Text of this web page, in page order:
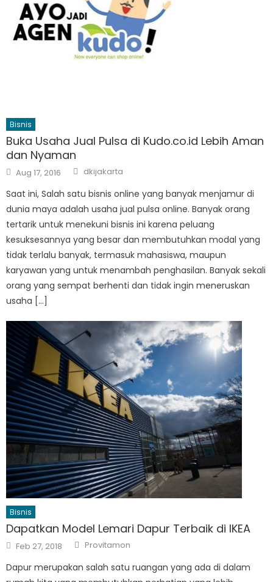
Bisnis
Buka Usaha Jual Pulsa di Kudo.co.id Lebih Aman
dan Nyaman
Posted
on
Aug 17, 2016 Author
dkijakarta
Saat ini, Salah satu bisnis online yang banyak menjamur di
dunia maya adalah usaha jual pulsa online. Banyak orang
tertarik untuk menekuni bisnis ini karena peluang
kesuksesannya yang besar dan membutuhkan modal yang
tidak terlalu banyak, termasuk mahasiswa, maupun
karyawan yang untuk menambah penghasilan. Banyak sekali
orang yang sempat berhenti dan tidak ingin meneruskan
usaha […]
Bisnis
Dapatkan Model Lemari Dapur Terbaik di IKEA
Posted
on
Feb 27, 2018 Author
Provitamon
Dapur merupakan salah satu ruangan yang ada di dalam